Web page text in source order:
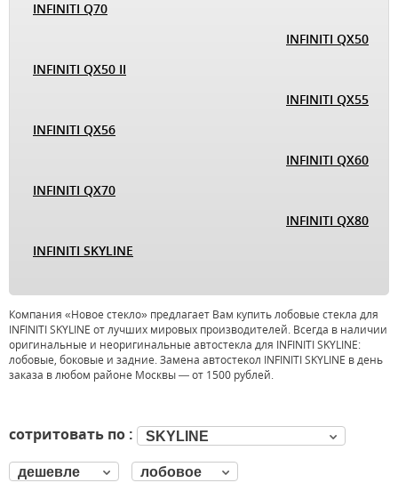
INFINITI Q70
INFINITI QX50
INFINITI QX50 II
INFINITI QX55
INFINITI QX56
INFINITI QX60
INFINITI QX70
INFINITI QX80
INFINITI SKYLINE
Компания «Новое стекло» предлагает Вам купить лобовые стекла для
INFINITI SKYLINE от лучших мировых производителей. Всегда в наличии
оригинальные и неоригинальные автостекла для INFINITI SKYLINE:
лобовые, боковые и задние. Замена автостекол INFINITI SKYLINE в день
заказа в любом районе Москвы — от 1500 рублей.
сотритовать по : SKYLINE
дешевле лобовое